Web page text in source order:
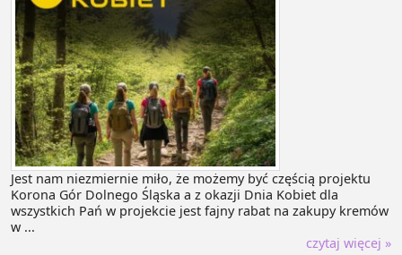
Jest nam niezmiernie miło, że możemy być częścią projektu
Korona Gór Dolnego Śląska a z okazji Dnia Kobiet dla
wszystkich Pań w projekcie jest fajny rabat na zakupy kremów
w ...
czytaj więcej »